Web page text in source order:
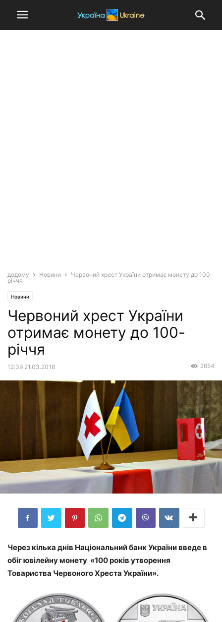
додому Новини
Червоний хрест України отримає монету до 100-
річчя
Новини
Червоний хрест України
отримає монету до 100-
річчя
12:39 21.03.2018 2654
Через кілька днів Національний банк України введе в
обіг ювілейну монету «100 років утворення
Товариства Червоного Хреста України».